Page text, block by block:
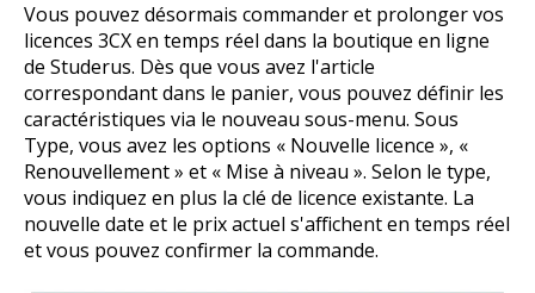
Vous pouvez désormais commander et prolonger vos
licences 3CX en temps réel dans la boutique en ligne
de Studerus. Dès que vous avez l'article
correspondant dans le panier, vous pouvez définir les
caractéristiques via le nouveau sous-menu. Sous
Type, vous avez les options « Nouvelle licence », «
Renouvellement » et « Mise à niveau ». Selon le type,
vous indiquez en plus la clé de licence existante. La
nouvelle date et le prix actuel s'affichent en temps réel
et vous pouvez confirmer la commande.